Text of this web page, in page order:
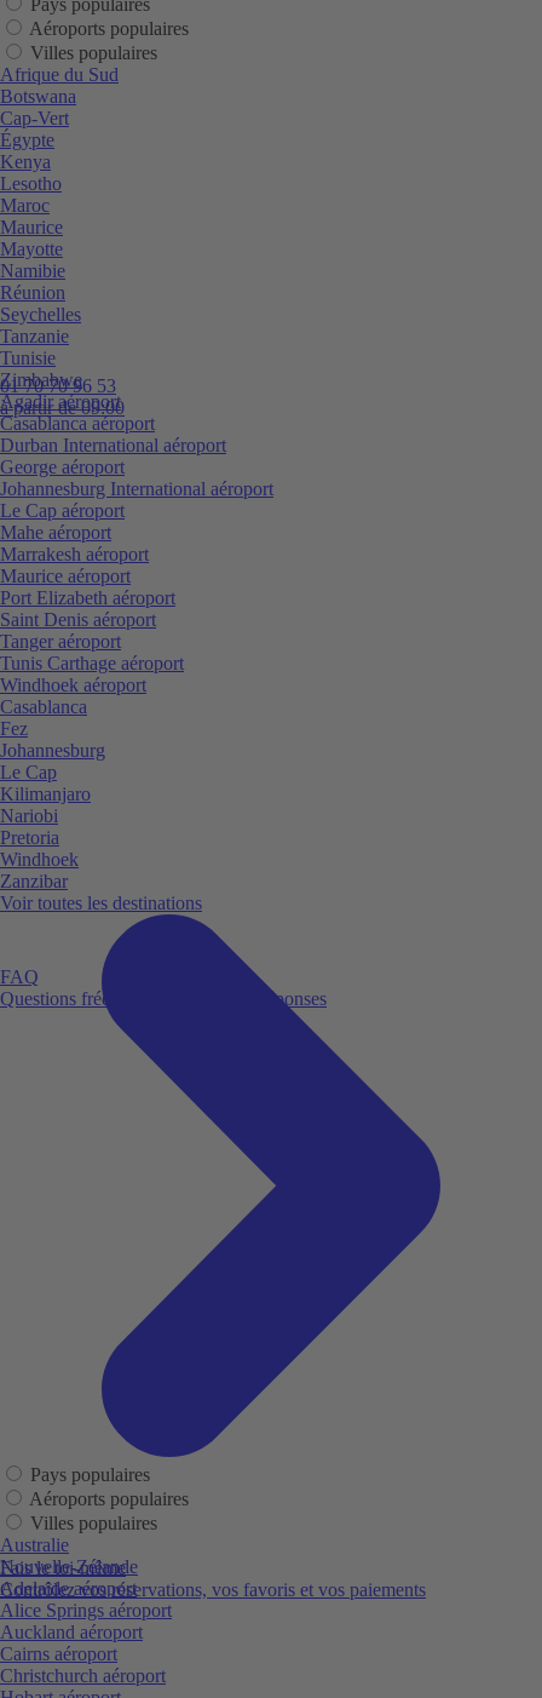
01 70 70 96 53
à partir de 09:00
FAQ
Questions fréquemment posées et réponses
Fais le toi-même
Contrôlez vos réservations, vos favoris et vos paiements
Aéroports populaires
Villes populaires
Afrique du Sud
Botswana
Cap-Vert
Égypte
Kenya
Lesotho
Maroc
Maurice
Mayotte
Namibie
Réunion
Seychelles
Tanzanie
Tunisie
Zimbabwe
Agadir aéroport
Casablanca aéroport
Durban International aéroport
George aéroport
Johannesburg International aéroport
Le Cap aéroport
Mahe aéroport
Marrakesh aéroport
Maurice aéroport
Port Elizabeth aéroport
Saint Denis aéroport
Tanger aéroport
Tunis Carthage aéroport
Windhoek aéroport
Casablanca
Fez
Johannesburg
Le Cap
Kilimanjaro
Nariobi
Pretoria
Windhoek
Zanzibar
Voir toutes les destinations
Pays populaires
Aéroports populaires
Villes populaires
Australie
Nouvelle-Zélande
Adelaide aéroport
Alice Springs aéroport
Auckland aéroport
Cairns aéroport
Christchurch aéroport